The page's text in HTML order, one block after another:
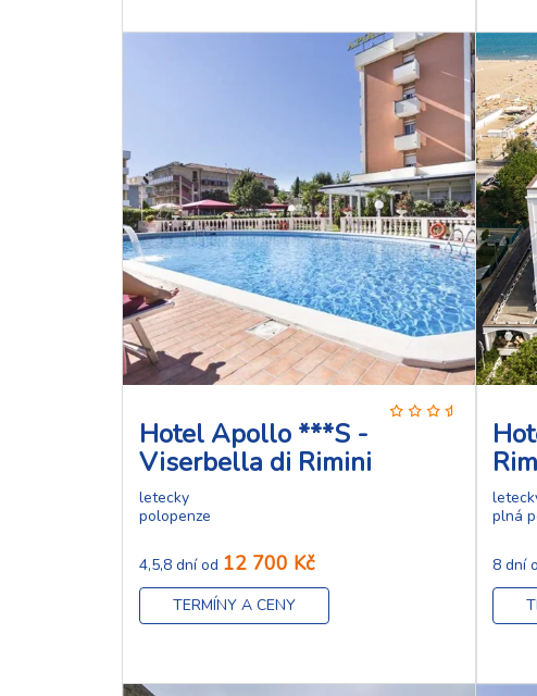
Hotel Apollo ***S -
Viserbella di Rimini
letecky
polopenze
4,5,8 dní od 12 700 Kč
TERMÍNY A CENY
plná
8 dní